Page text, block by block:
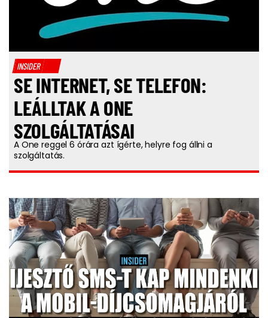
INSIDER
SE INTERNET, SE TELEFON:
LEÁLLTAK A ONE
SZOLGÁLTATÁSAI
A One reggel 6 órára azt ígérte, helyre fog állni a
szolgáltatás.